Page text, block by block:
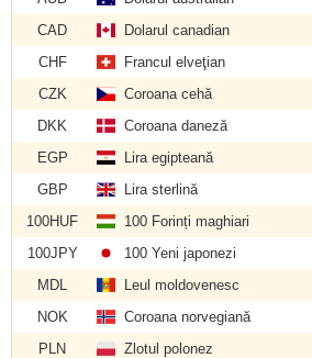
CAD
Dolarul canadian
CHF
Francul elveţian
CZK
Coroana cehă
DKK
Coroana daneză
EGP
Lira egipteană
GBP
Lira sterlină
100HUF
100 Forinți maghiari
100JPY
100 Yeni japonezi
MDL
Leul moldovenesc
NOK
Coroana norvegiană
PLN
Zlotul polonez